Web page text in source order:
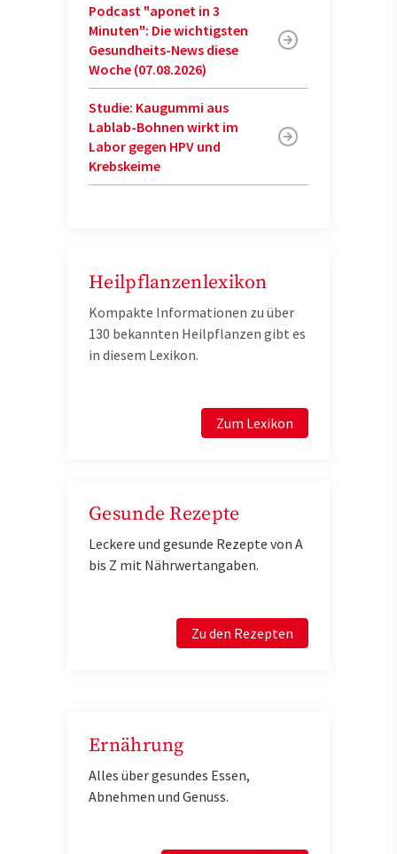
Podcast "aponet in 3
Minuten": Die wichtigsten
Gesundheits-News diese
Woche (07.08.2026)
Studie: Kaugummi aus
Lablab-Bohnen wirkt im
Labor gegen HPV und
Krebskeime
Heilpflanzenlexikon
Kompakte Informationen zu über
130 bekannten Heilpflanzen gibt es
in diesem Lexikon.
Zum Lexikon
Gesunde Rezepte
Leckere und gesunde Rezepte von A
bis Z mit Nährwertangaben.
Zu den Rezepten
Ernährung
Alles über gesundes Essen,
Abnehmen und Genuss.